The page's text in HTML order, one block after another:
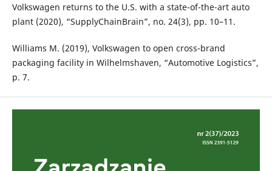
Volkswagen returns to the U.S. with a state-of-the-art auto
plant (2020), “SupplyChainBrain”, no. 24(3), pp. 10–11.
Williams M. (2019), Volkswagen to open cross-brand
packaging facility in Wilhelmshaven, “Automotive Logistics”,
p. 7.